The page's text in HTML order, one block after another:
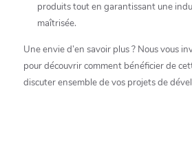
produits tout en garantissant une
maîtrisée.
Une envie d’en savoir plus ? Nous vous
pour découvrir comment bénéficier de
discuter ensemble de vos projets de